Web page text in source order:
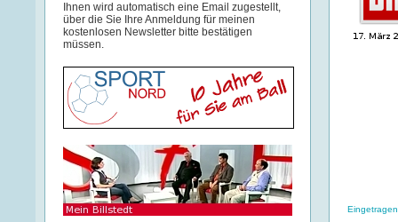
Ihnen wird automatisch eine Email zugestellt,
über die Sie Ihre Anmeldung für meinen
kostenlosen Newsletter bitte bestätigen
müssen.